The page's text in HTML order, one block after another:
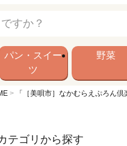
パン・スイー
ツ
野菜
「［美唄市］なかむらえぷろん
テゴリから探す